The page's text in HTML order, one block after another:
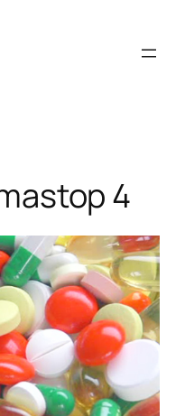
4